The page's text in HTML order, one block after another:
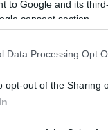
to Google and its
consent section.
Data Processing Opt
opt-out of the Sharing